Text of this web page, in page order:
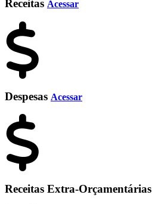
Receitas Acessar
Despesas Acessar
Receitas Extra-Orçamentárias